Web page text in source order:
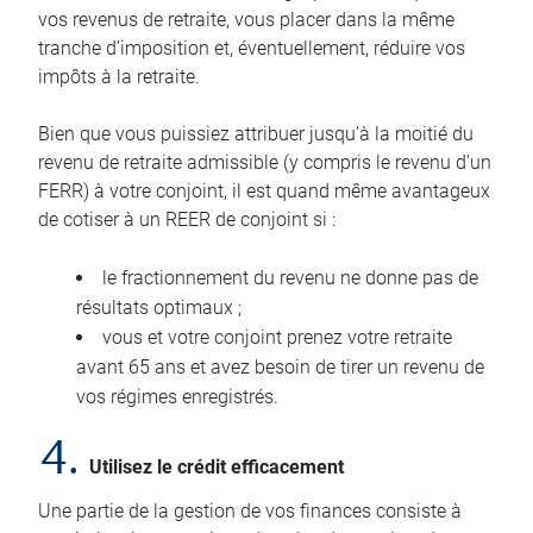
vos revenus de retraite, vous placer dans la même
tranche d’imposition et, éventuellement, réduire vos
impôts à la retraite.
Bien que vous puissiez attribuer jusqu’à la moitié du
revenu de retraite admissible (y compris le revenu d’un
FERR) à votre conjoint, il est quand même avantageux
de cotiser à un REER de conjoint si :
le fractionnement du revenu ne donne pas de
résultats optimaux ;
vous et votre conjoint prenez votre retraite
avant 65 ans et avez besoin de tirer un revenu de
vos régimes enregistrés.
4.
Utilisez le crédit efficacement
Une partie de la gestion de vos finances consiste à